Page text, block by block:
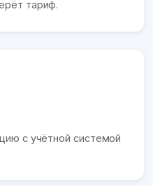
тариф.
с учётной системой